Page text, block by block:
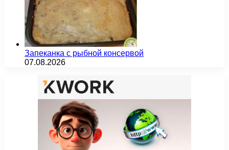
Запеканка с рыбной консервой
07.08.2026